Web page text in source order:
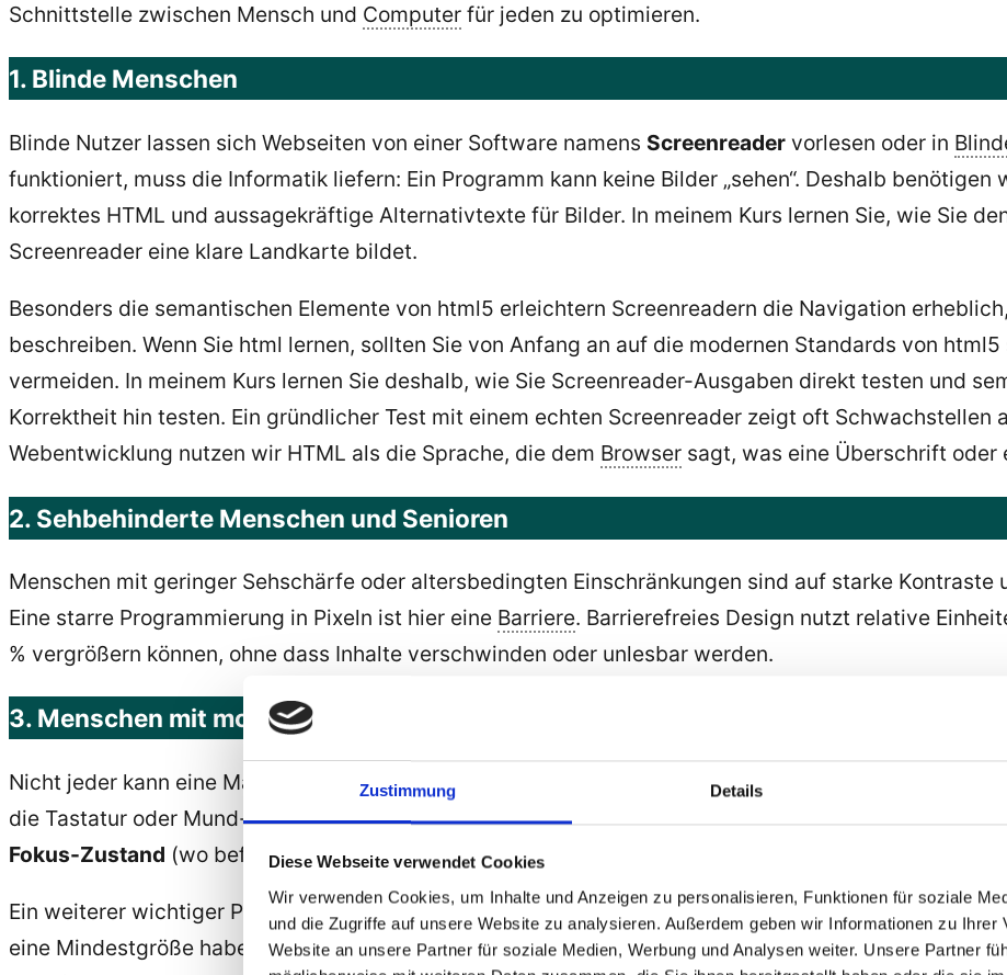
Zustimmung Details
Diese Webseite verwendet Cookies
Wir verwenden Cookies, um Inhalte und Anzeigen zu personalisieren, Funktionen für soziale
und die Zugriffe auf unsere Website zu analysieren. Außerdem geben wir Informationen zu Ihrer
Website an unsere Partner für soziale Medien, Werbung und Analysen weiter. Unsere Partner
Schnittstelle zwischen Mensch und Computer für jeden zu optimieren.
1. Blinde Menschen
Blinde Nutzer lassen sich Webseiten von einer Software namens Screenreader vorlesen oder in
funktioniert, muss die Informatik liefern: Ein Programm kann keine Bilder „sehen“. Deshalb
korrektes HTML und aussagekräftige Alternativtexte für Bilder. In meinem Kurs lernen Sie, wie Sie
Screenreader eine klare Landkarte bildet.
Besonders die semantischen Elemente von html5 erleichtern Screenreadern die Navigation
beschreiben. Wenn Sie html lernen, sollten Sie von Anfang an auf die modernen Standards von
vermeiden. In meinem Kurs lernen Sie deshalb, wie Sie Screenreader-Ausgaben direkt testen und
Korrektheit hin testen. Ein gründlicher Test mit einem echten Screenreader zeigt oft Schwachstellen
Webentwicklung nutzen wir HTML als die Sprache, die dem Browser sagt, was eine Überschrift oder
2. Sehbehinderte Menschen und Senioren
Menschen mit geringer Sehschärfe oder altersbedingten Einschränkungen sind auf starke
Eine starre Programmierung in Pixeln ist hier eine Barriere. Barrierefreies Design nutzt relative
% vergrößern können, ohne dass Inhalte verschwinden oder unlesbar werden.
3. Menschen mit motorischen Einschränkungen
Nicht jeder kann eine Maus präzise bedienen. Menschen mit motorisch eingeschränkten Händen
die Tastatur oder Mund- und Kopfmaus-Systeme. Für die Informatik bedeutet das: Jedes Element
Fokus-Zustand (wo befinde ich mich gerade?) muss optisch extrem deutlich hervorgehoben werden.
Ein weiterer wichtiger Punkt ist dieGröße von Schaltflächen. Laut derWCAG(Web Content
eine Mindestgröße haben, damit sie auch bei eingeschränkter Feinmotorik oder bei der Nutzung